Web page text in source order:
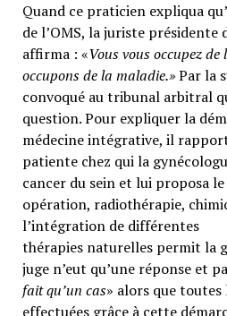
Quand ce praticien expliqua
de l’OMS, la juriste présidente
affirma : «Vous vous occupez
occupons de la maladie.»Par la
convoqué au tribunal arbitral
question. Pour expliquer la
médecine intégrative, il
patiente chez qui la
cancer du sein et lui proposa
opération, radiothérapie,
l’intégration de différentes
thérapies naturelles permit la
juge n’eut qu’une réponse et
fait qu’un cas» alors que toutes
effectuées grâce à cette